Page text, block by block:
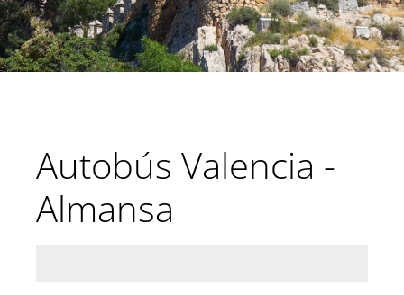
Autobús Valencia -
Almansa